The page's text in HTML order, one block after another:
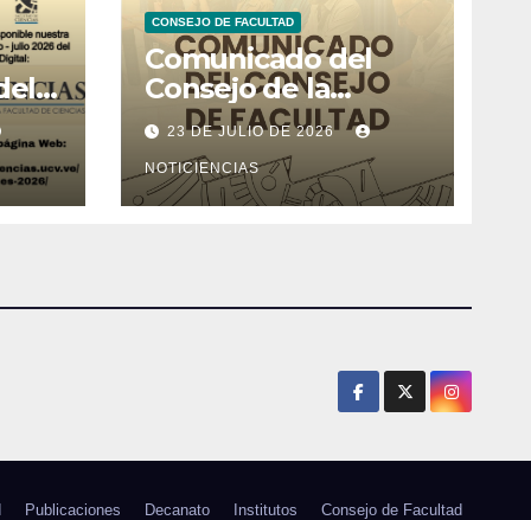
de
CONSEJO DE FACULTAD
Comunicado del
Consejo de la
Facultad de Ciencias
23 DE JULIO DE 2026
NOTICIENCIAS
Publicaciones Decanato Institutos Consejo de Facultad